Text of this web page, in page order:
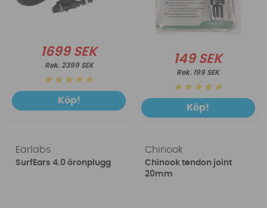
1699 SEK
2399 SEK
Köp!
149 SEK
199 SEK
Köp!
Earlabs
SurfEars 4.0 öronplugg
Chinook
Chinook tendon joint
20mm